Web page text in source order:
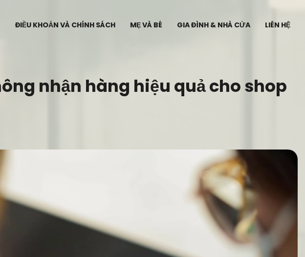
ĐIỀU KHOẢN VÀ CHÍNH SÁCH MẸ VÀ BÉ GIA ĐÌNH & NHÀ CỬA LIÊN HỆ
nhận hàng hiệu quả cho shop